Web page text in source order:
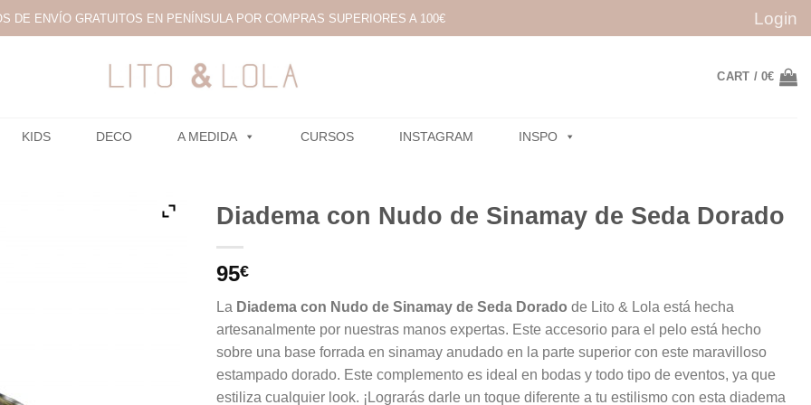
DE ENVÍO GRATUITOS EN PENÍNSULA POR COMPRAS SUPERIORES A 100€ Login
CART /0€
KIDS DECO A MEDIDA CURSOS INSTAGRAM INSPO
Diadema con Nudo de Sinamay de Seda Dorado
95€
La Diadema con Nudo de Sinamay de Seda Dorado de Lito & Lola está hecha
artesanalmente por nuestras manos expertas. Este accesorio para el pelo está hecho
sobre una base forrada en sinamay anudado en la parte superior con este maravilloso
estampado dorado. Este complemento es ideal en bodas y todo tipo de eventos, ya que
estiliza cualquier look. ¡Lograrás darle un toque diferente a tu estilismo con esta diadema